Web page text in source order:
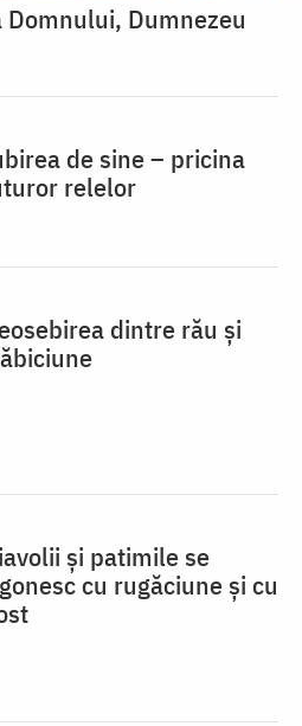
Domnului, Dumnezeu
de sine – pricina
relelor
dintre rău și
și patimile se
cu rugăciune și cu